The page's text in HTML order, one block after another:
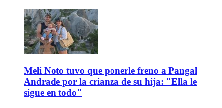
Meli Noto tuvo que ponerle freno a Pangal
Andrade por la crianza de su hija: "Ella le
sigue en todo"